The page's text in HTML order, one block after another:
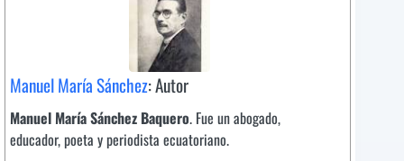
Manuel María Sánchez: Autor
Manuel María Sánchez Baquero. Fue un abogado,
educador, poeta y periodista ecuatoriano.